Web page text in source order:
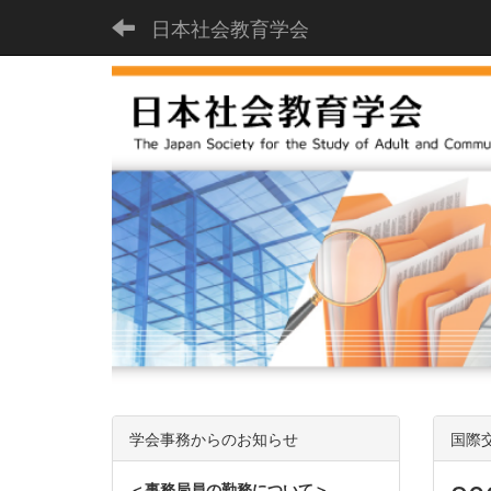
日本社会教育学会
国際
学会事務からのお知らせ